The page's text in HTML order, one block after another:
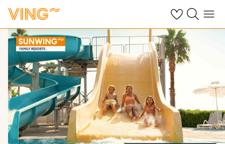
Se dinaSök på ving.se
Meny